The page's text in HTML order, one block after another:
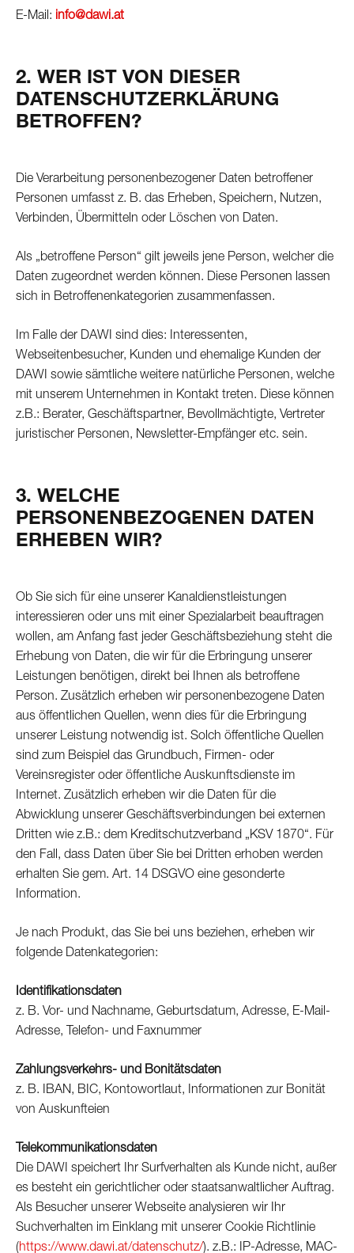
E-Mail: info@dawi.at
2. WER IST VON DIESER
DATENSCHUTZERKLÄRUNG
BETROFFEN?
Die Verarbeitung personenbezogener Daten betroffener
Personen umfasst z. B. das Erheben, Speichern, Nutzen,
Verbinden, Übermitteln oder Löschen von Daten.
Als „betroffene Person“ gilt jeweils jene Person, welcher die
Daten zugeordnet werden können. Diese Personen lassen
sich in Betroffenenkategorien zusammenfassen.
Im Falle der DAWI sind dies: Interessenten,
Webseitenbesucher, Kunden und ehemalige Kunden der
DAWI sowie sämtliche weitere natürliche Personen, welche
mit unserem Unternehmen in Kontakt treten. Diese können
z.B.: Berater, Geschäftspartner, Bevollmächtigte, Vertreter
juristischer Personen, Newsletter-Empfänger etc. sein.
3. WELCHE
PERSONENBEZOGENEN DATEN
ERHEBEN WIR?
Ob Sie sich für eine unserer Kanaldienstleistungen
interessieren oder uns mit einer Spezialarbeit beauftragen
wollen, am Anfang fast jeder Geschäftsbeziehung steht die
Erhebung von Daten, die wir für die Erbringung unserer
Leistungen benötigen, direkt bei Ihnen als betroffene
Person. Zusätzlich erheben wir personenbezogene Daten
aus öffentlichen Quellen, wenn dies für die Erbringung
unserer Leistung notwendig ist. Solch öffentliche Quellen
sind zum Beispiel das Grundbuch, Firmen- oder
Vereinsregister oder öffentliche Auskunftsdienste im
Internet. Zusätzlich erheben wir die Daten für die
Abwicklung unserer Geschäftsverbindungen bei externen
Dritten wie z.B.: dem Kreditschutzverband „KSV 1870“. Für
den Fall, dass Daten über Sie bei Dritten erhoben werden
erhalten Sie gem. Art. 14 DSGVO eine gesonderte
Information.
Je nach Produkt, das Sie bei uns beziehen, erheben wir
folgende Datenkategorien:
Identifikationsdaten
z. B. Vor- und Nachname, Geburtsdatum, Adresse, E-Mail-
Adresse, Telefon- und Faxnummer
Zahlungsverkehrs- und Bonitätsdaten
z. B. IBAN, BIC, Kontowortlaut, Informationen zur Bonität
von Auskunfteien
Telekommunikationsdaten
Die DAWI speichert Ihr Surfverhalten als Kunde nicht, außer
es besteht ein gerichtlicher oder staatsanwaltlicher Auftrag.
Als Besucher unserer Webseite analysieren wir Ihr
Suchverhalten im Einklang mit unserer Cookie Richtlinie
(https://www.dawi.at/datenschutz/). z.B.: IP-Adresse, MAC-